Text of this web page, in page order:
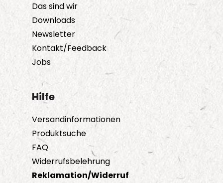
Das sind wir
Downloads
Newsletter
Kontakt/Feedback
Jobs
Hilfe
Versandinformationen
Produktsuche
FAQ
Widerrufsbelehrung
Reklamation/Widerruf